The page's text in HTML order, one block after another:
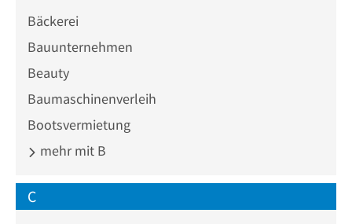
Bäckerei
Bauunternehmen
Beauty
Baumaschinenverleih
Bootsvermietung
mehr mit B
C